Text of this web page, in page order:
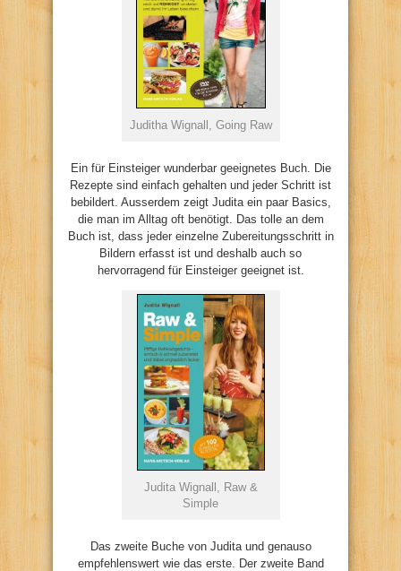
Juditha Wignall, Going Raw
Ein für Einsteiger wunderbar geeignetes Buch. Die
Rezepte sind einfach gehalten und jeder Schritt ist
bebildert. Ausserdem zeigt Judita ein paar Basics,
die man im Alltag oft benötigt. Das tolle an dem
Buch ist, dass jeder einzelne Zubereitungsschritt in
Bildern erfasst ist und deshalb auch so
hervorragend für Einsteiger geeignet ist.
Judita Wignall, Raw &
Simple
Das zweite Buche von Judita und genauso
empfehlenswert wie das erste. Der zweite Band